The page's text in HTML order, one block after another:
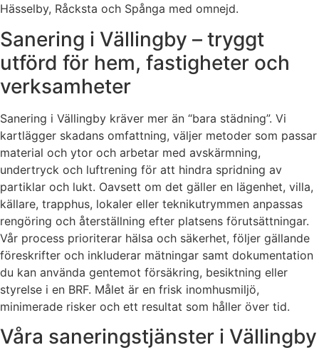
Hässelby, Råcksta och Spånga med omnejd.
Sanering i Vällingby – tryggt
utförd för hem, fastigheter och
verksamheter
Sanering i Vällingby kräver mer än “bara städning”. Vi
kartlägger skadans omfattning, väljer metoder som passar
material och ytor och arbetar med avskärmning,
undertryck och luftrening för att hindra spridning av
partiklar och lukt. Oavsett om det gäller en lägenhet, villa,
källare, trapphus, lokaler eller teknikutrymmen anpassas
rengöring och återställning efter platsens förutsättningar.
Vår process prioriterar hälsa och säkerhet, följer gällande
föreskrifter och inkluderar mätningar samt dokumentation
du kan använda gentemot försäkring, besiktning eller
styrelse i en BRF. Målet är en frisk inomhusmiljö,
minimerade risker och ett resultat som håller över tid.
Våra saneringstjänster i Vällingby